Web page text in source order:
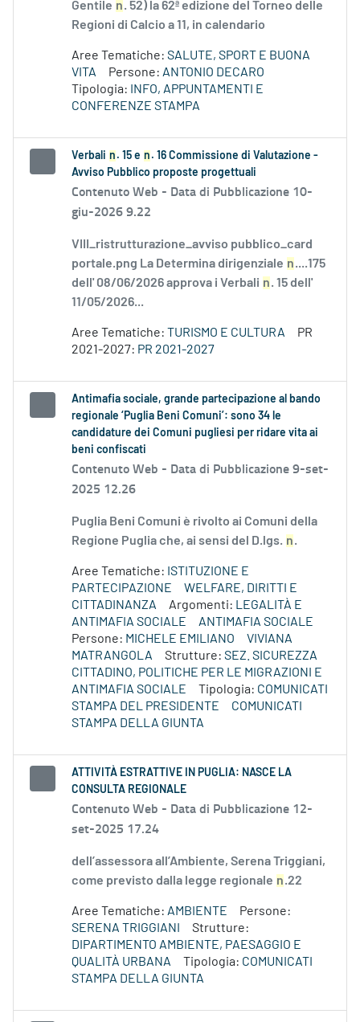
Gentile n. 52) la 62ª edizione del Torneo delle
Regioni di Calcio a 11, in calendario
Aree Tematiche: SALUTE, SPORT E BUONA
VITA
Persone: ANTONIO DECARO
Tipologia:
INFO, APPUNTAMENTI E
CONFERENZE STAMPA
Verbali n . 15 e n . 16 Commissione di Valutazione -
Avviso Pubblico proposte progettuali
Contenuto Web - Data di Pubblicazione 10-
giu-2026 9.22
VIII_ristrutturazione_avviso pubblico_card
portale.png La Determina dirigenziale n....175
dell' 08/06/2026 approva i Verbali n. 15 dell'
11/05/2026...
Aree Tematiche: TURISMO E CULTURA
PR
2021-2027: PR 2021-2027
Antimafia sociale, grande partecipazione al bando
regionale ‘Puglia Beni Comuni’: sono 34 le
candidature dei Comuni pugliesi per ridare vita ai
beni confiscati
Contenuto Web - Data di Pubblicazione 9-set-
2025 12.26
Puglia Beni Comuni è rivolto ai Comuni della
Regione Puglia che, ai sensi del D.lgs. n.
Aree Tematiche: ISTITUZIONE E
PARTECIPAZIONE
WELFARE, DIRITTI E
CITTADINANZA
Argomenti: LEGALITÀ E
ANTIMAFIA SOCIALE
ANTIMAFIA SOCIALE
Persone: MICHELE EMILIANO
VIVIANA
MATRANGOLA
Strutture: SEZ. SICUREZZA
CITTADINO, POLITICHE PER LE MIGRAZIONI E
ANTIMAFIA SOCIALE
Tipologia: COMUNICATI
STAMPA DEL PRESIDENTE
COMUNICATI
STAMPA DELLA GIUNTA
ATTIVITÀ ESTRATTIVE IN PUGLIA: NASCE LA
CONSULTA REGIONALE
Contenuto Web - Data di Pubblicazione 12-
set-2025 17.24
dell’assessora all’Ambiente, Serena Triggiani,
come previsto dalla legge regionale n.22
Aree Tematiche: AMBIENTE
Persone:
SERENA TRIGGIANI
Strutture:
DIPARTIMENTO AMBIENTE, PAESAGGIO E
QUALITÀ URBANA
Tipologia: COMUNICATI
STAMPA DELLA GIUNTA